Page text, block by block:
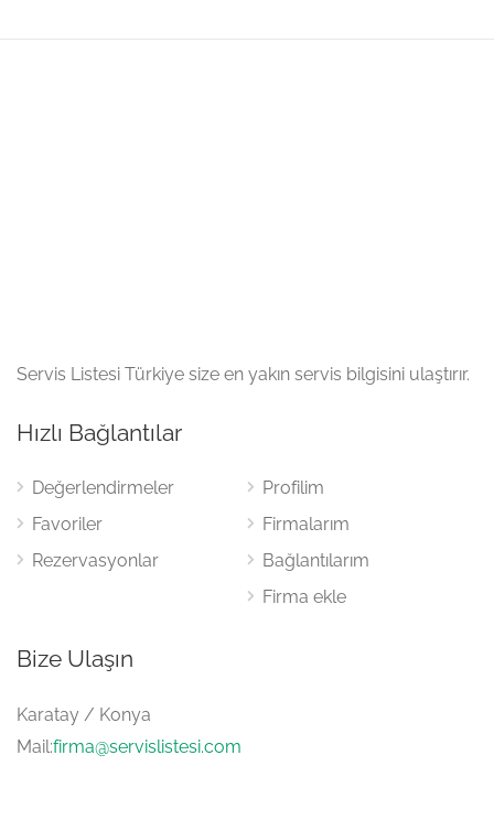
Servis Listesi Türkiye size en yakın servis bilgisini ulaştırır.
Hızlı Bağlantılar
Değerlendirmeler
Favoriler
Rezervasyonlar
Profilim
Firmalarım
Bağlantılarım
Firma ekle
Bize Ulaşın
Karatay / Konya
Mail:firma@servislistesi.com